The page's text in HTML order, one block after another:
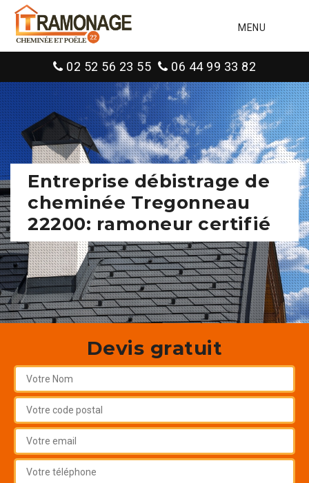
MENU
02 52 56 23 55 06 44 99 33 82
Entreprise débistrage de
cheminée Tregonneau
22200: ramoneur certifié
Devis gratuit